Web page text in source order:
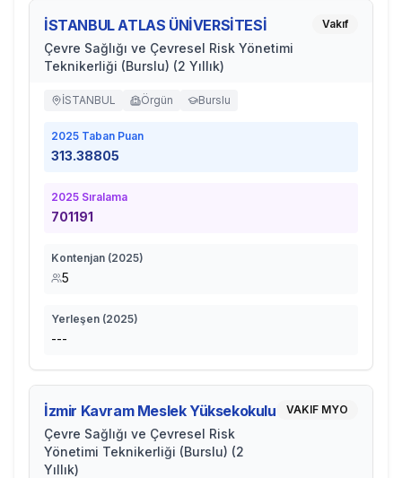
İSTANBUL ATLAS ÜNİVERSİTESİ
Çevre Sağlığı ve Çevresel Risk Yönetimi
Teknikerliği (Burslu) (2 Yıllık)
Vakıf
İSTANBUL Örgün Burslu
2025 Taban Puan
313.38805
2025 Sıralama
701191
Kontenjan (2025)
5
Yerleşen (2025)
---
İzmir Kavram Meslek Yüksekokulu
Çevre Sağlığı ve Çevresel Risk
Yönetimi Teknikerliği (Burslu) (2
Yıllık)
VAKIF MYO